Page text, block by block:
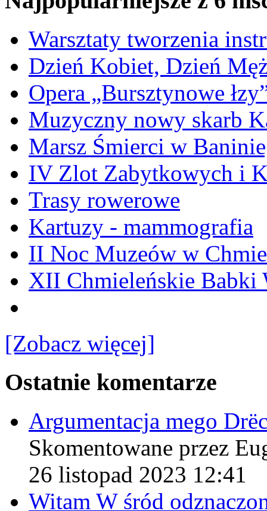
Warsztaty tworzenia
Dzień Kobiet, Dzień
Opera „Bursztynowe
Muzyczny nowy skarb
Marsz Śmierci w
IV Zlot Zabytkowych i
Trasy rowerowe
Kartuzy - mammografia
II Noc Muzeów w
XII Chmieleńskie Babki
[Zobacz więcej]
Ostatnie komentarze
Argumentacja mego
Skomentowane przez
26 listopad 2023 12:41
Witam W śród